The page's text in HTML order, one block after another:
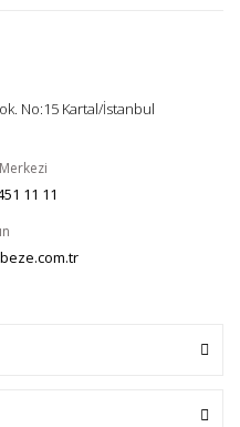
No:15 Kartal/İstanbul
11 11